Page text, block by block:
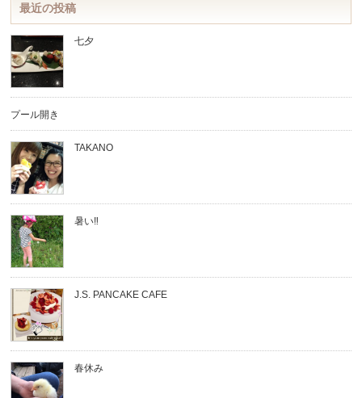
最近の投稿
七夕
プール開き
TAKANO
暑い‼︎
J.S. PANCAKE CAFE
春休み